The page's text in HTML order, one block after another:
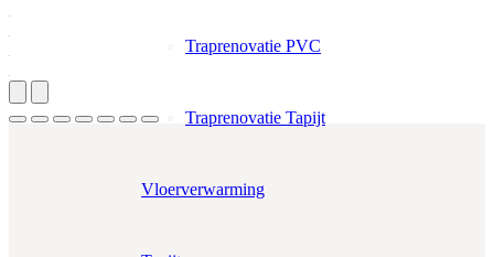
Traprenovatie PVC
Traprenovatie Tapijt
Vloerverwarming